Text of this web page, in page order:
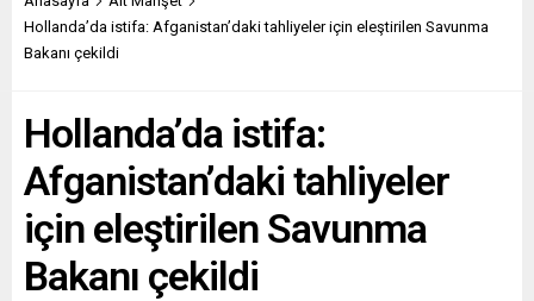
Hollanda’da istifa: Afganistan’daki tahliyeler için eleştirilen Savunma
Bakanı çekildi
Hollanda’da istifa:
Afganistan’daki tahliyeler
için eleştirilen Savunma
Bakanı çekildi